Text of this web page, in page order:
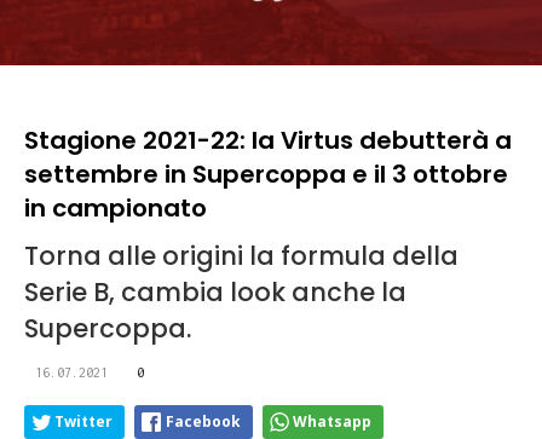
Stagione 2021-22: la Virtus debutterà a
settembre in Supercoppa e il 3 ottobre
in campionato
Torna alle origini la formula della
Serie B, cambia look anche la
Supercoppa.
16.07.2021 0
Twitter Facebook Whatsapp